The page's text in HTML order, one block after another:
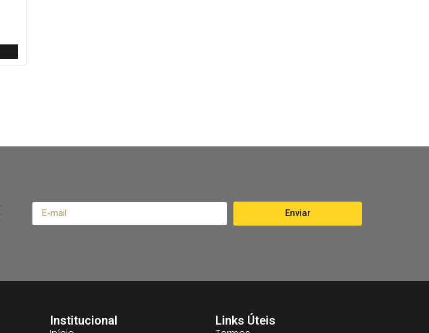
Enviar
Institucional Links Úteis